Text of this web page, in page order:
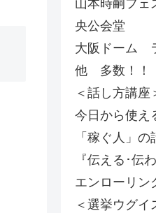
山本時嗣フ
央公会堂
大阪ドーム
他 多数！！
＜話し方講座
今日から使え
「稼ぐ人」
『伝える･伝
エンローリン
＜選挙ウグイ